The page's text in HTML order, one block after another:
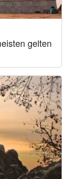
gelten